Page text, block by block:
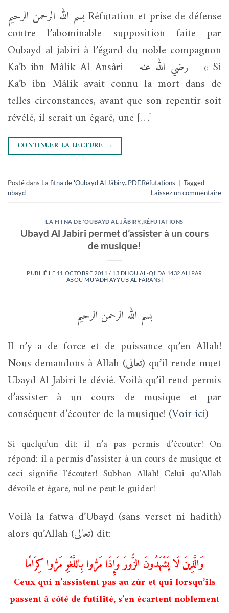
بسم الله الرحمن الرحيم Réfutation et prise de défense
contre l’abominable supposition faite par
Oubayd al jabiri à l’égard du noble compagnon
Ka’b ibn Mâlik Al Ansâri – رضي الله عنه – « Si
Ka’b ibn Mâlik avait connu la mort dans de
telles circonstances, avant que son repentir soit
révélé, il serait un égaré, une […]
CONTINUER LA LECTURE →
Posté dans La fitna de 'Oubayd Al Jâbiry.,PDF,Réfutations
Tagged
ubayd
Laissez un commentaire
LA FITNA DE 'OUBAYD AL JÂBIRY. RÉFUTATIONS
Ubayd Al Jabiri permet d’assister à un cours
de musique!
PUBLIÉ LE 11 OCTOBRE 2011 / 13 DHOU AL-QI'DA 1432 AH PAR
ABOU MU'ÂDH AYYÛB AL FARANSÎ
بسم الله الرحمن الرحيم
Il n’y a de force et de puissance qu’en Allah!
Nous demandons à Allah (تعالى) qu’il rende muet
Ubayd Al Jabiri le dévié. Voilà qu’il rend permis
d’assister à un cours de musique et par
conséquent d’écouter de la musique! (Voir ici)
Si quelqu’un dit: il n’a pas permis d’écouter! On
répond: il a permis d’assister à un cours de musique et
ceci signifie l’écouter! Subhan Allah! Celui qu’Allah
dévoile et égare, nul ne peut le guider!
Voilà la fatwa d’Ubayd (sans verset ni hadith)
alors qu’Allah (تعالى) dit:
وَالَّذِينَ لَا يَشْهَدُونَ الزُّورَ وَإِذَا مَرُّوا بِاللَّغْوِ مَرُّوا كِرَامًا
Ceux qui n’assistent pas au zûr et qui lorsqu’ils
passent à côté de futilité, s’en écartent noblement